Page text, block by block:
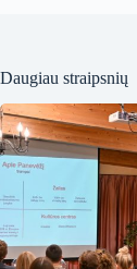
Daugiau straipsnių